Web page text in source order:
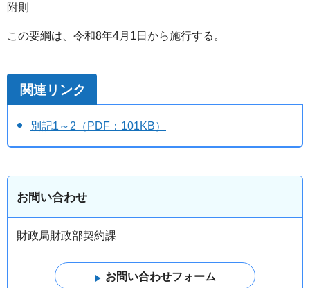
附則
この要綱は、令和8年4月1日から施行する。
関連リンク
別記1～2（PDF：101KB）
お問い合わせ
財政局財政部契約課